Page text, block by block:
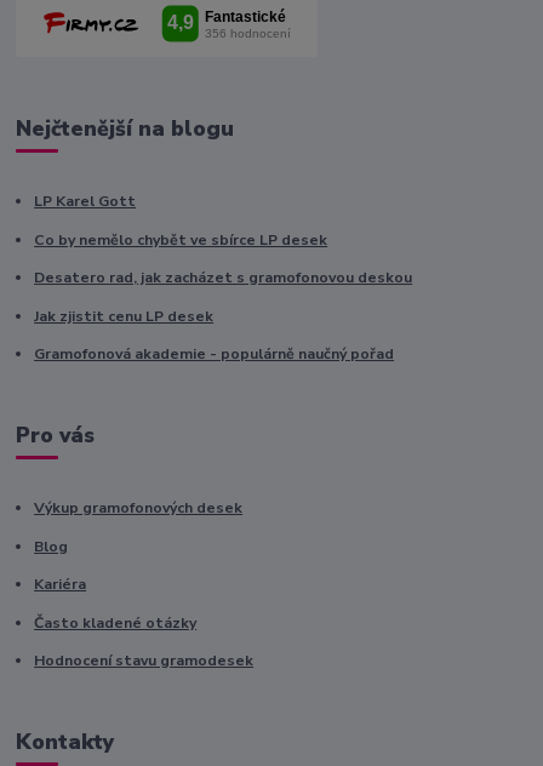
Nejčtenější na blogu
LP Karel Gott
Co by nemělo chybět ve sbírce LP desek
Desatero rad, jak zacházet s gramofonovou deskou
Jak zjistit cenu LP desek
Gramofonová akademie - populárně naučný pořad
Pro vás
Výkup gramofonových desek
Blog
Kariéra
Často kladené otázky
Hodnocení stavu gramodesek
Kontakty